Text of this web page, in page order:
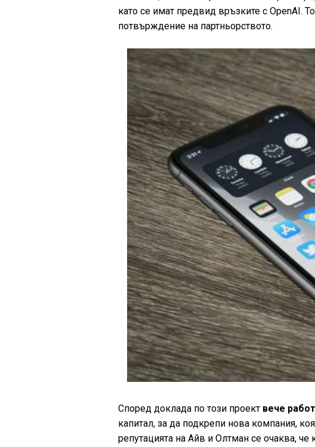
като се имат предвид връзките с OpenAI.
потвърждение на партньорството.
Според доклада по този проект вече
капитал, за да подкрепи нова компания,
репутацията на Айв и Олтман се очаква,